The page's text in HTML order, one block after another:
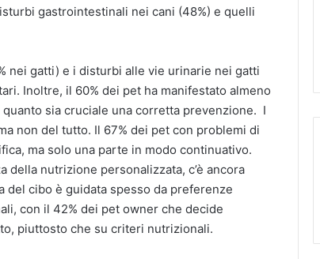
gastrointestinali nei cani (48%) e quelli
nei gatti) e i disturbi alle vie urinarie nei gatti
Inoltre, il 60% dei pet ha manifestato almeno
sia cruciale una corretta prevenzione. I
non del tutto. Il 67% dei pet con problemi di
ma solo una parte in modo continuativo.
della nutrizione personalizzata, c’è ancora
del cibo è guidata spesso da preferenze
con il 42% dei pet owner che decide
piuttosto che su criteri nutrizionali.